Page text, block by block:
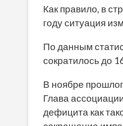
Как правило, в
году ситуация
По данным
сократилось до
В ноябре
Глава
дефицита как